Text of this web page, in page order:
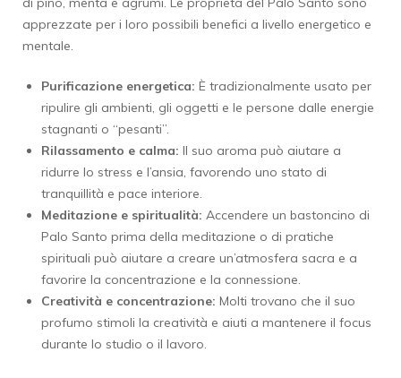
apprezzate per i loro possibili benefici a livello energetico e
mentale.
Purificazione energetica: È tradizionalmente usato per
ripulire gli ambienti, gli oggetti e le persone dalle energie
stagnanti o “pesanti”.
Rilassamento e calma: Il suo aroma può aiutare a
ridurre lo stress e l’ansia, favorendo uno stato di
tranquillità e pace interiore.
Meditazione e spiritualità: Accendere un bastoncino di
Palo Santo prima della meditazione o di pratiche
spirituali può aiutare a creare un’atmosfera sacra e a
favorire la concentrazione e la connessione.
Creatività e concentrazione: Molti trovano che il suo
profumo stimoli la creatività e aiuti a mantenere il focus
durante lo studio o il lavoro.